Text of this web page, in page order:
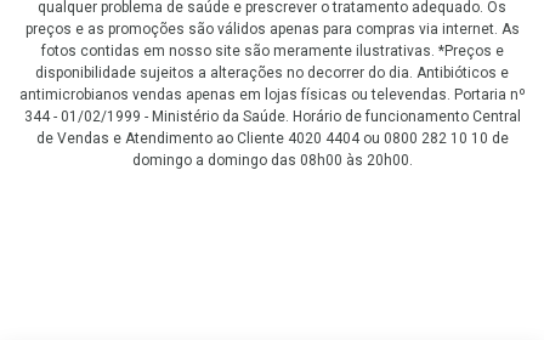
qualquer problema de saúde e prescrever o tratamento adequado. Os
preços e as promoções são válidos apenas para compras via internet. As
fotos contidas em nosso site são meramente ilustrativas. *Preços e
disponibilidade sujeitos a alterações no decorrer do dia. Antibióticos e
antimicrobianos vendas apenas em lojas físicas ou televendas. Portaria nº
344 - 01/02/1999 - Ministério da Saúde. Horário de funcionamento Central
de Vendas e Atendimento ao Cliente 4020 4404 ou 0800 282 10 10 de
domingo a domingo das 08h00 às 20h00.